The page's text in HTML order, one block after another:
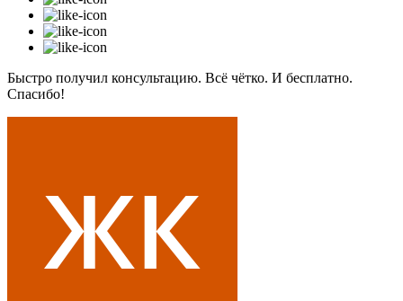
Быстро получил консультацию. Всё чётко. И бесплатно.
Спасибо!